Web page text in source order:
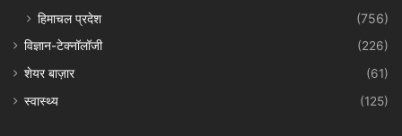
हिमाचल प्रदेश
(756)
विज्ञान-टेक्नॉलॉजी
(226)
शेयर बाज़ार
(61)
स्वास्थ्य
(125)